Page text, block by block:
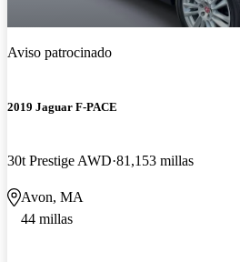
Aviso patrocinado
2019 Jaguar F-PACE
30t Prestige AWD 81,153 millas
Avon, MA
44 millas